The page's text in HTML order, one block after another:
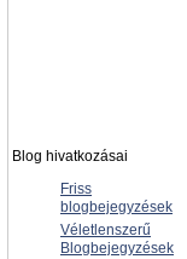
Blog hivatkozásai
Friss
blogbejegyzések
Véletlenszerű
Blogbejegyzések